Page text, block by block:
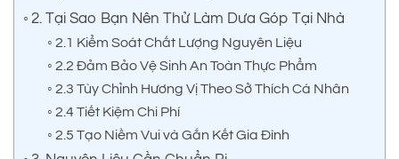
2. Tại Sao Bạn Nên Thử Làm Dưa Góp Tại Nhà
2.1 Kiểm Soát Chất Lượng Nguyên Liệu
2.2 Đảm Bảo Vệ Sinh An Toàn Thực Phẩm
2.3 Tùy Chỉnh Hương Vị Theo Sở Thích Cá Nhân
2.4 Tiết Kiệm Chi Phí
2.5 Tạo Niềm Vui và Gắn Kết Gia Đình